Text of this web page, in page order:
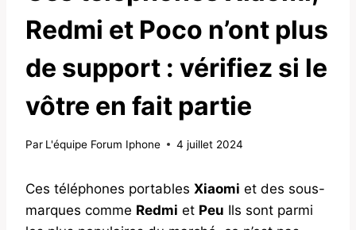
Redmi et Poco n’ont plus
de support : vérifiez si le
vôtre en fait partie
Par L'équipe Forum Iphone 4 juillet 2024
Ces téléphones portables Xiaomi et des sous-
marques comme Redmi et Peu Ils sont parmi